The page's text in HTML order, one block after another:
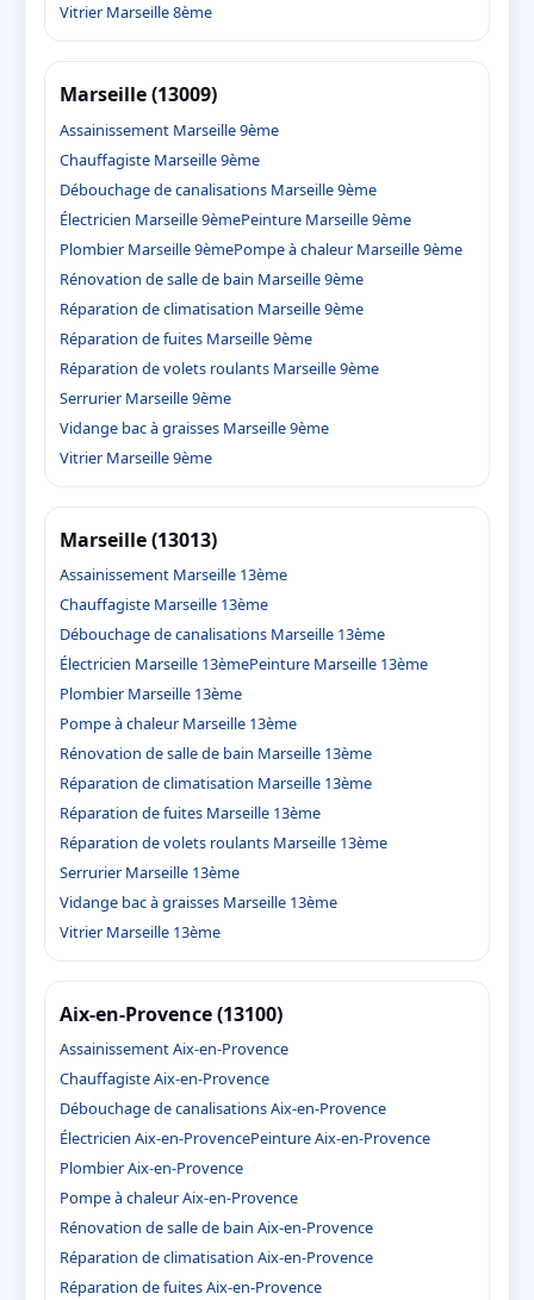
Vitrier Marseille 8ème
Marseille (13009)
Assainissement Marseille 9ème
Chauffagiste Marseille 9ème
Débouchage de canalisations Marseille 9ème
Électricien Marseille 9èmePeinture Marseille 9ème
Plombier Marseille 9èmePompe à chaleur Marseille 9ème
Rénovation de salle de bain Marseille 9ème
Réparation de climatisation Marseille 9ème
Réparation de fuites Marseille 9ème
Réparation de volets roulants Marseille 9ème
Serrurier Marseille 9ème
Vidange bac à graisses Marseille 9ème
Vitrier Marseille 9ème
Marseille (13013)
Assainissement Marseille 13ème
Chauffagiste Marseille 13ème
Débouchage de canalisations Marseille 13ème
Électricien Marseille 13èmePeinture Marseille 13ème
Plombier Marseille 13ème
Pompe à chaleur Marseille 13ème
Rénovation de salle de bain Marseille 13ème
Réparation de climatisation Marseille 13ème
Réparation de fuites Marseille 13ème
Réparation de volets roulants Marseille 13ème
Serrurier Marseille 13ème
Vidange bac à graisses Marseille 13ème
Vitrier Marseille 13ème
Aix-en-Provence (13100)
Assainissement Aix-en-Provence
Chauffagiste Aix-en-Provence
Débouchage de canalisations Aix-en-Provence
Électricien Aix-en-ProvencePeinture Aix-en-Provence
Plombier Aix-en-Provence
Pompe à chaleur Aix-en-Provence
Rénovation de salle de bain Aix-en-Provence
Réparation de climatisation Aix-en-Provence
Réparation de fuites Aix-en-Provence